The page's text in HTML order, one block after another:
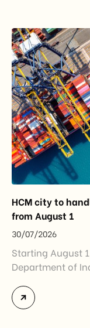
China remained
and […]
HCM city to
from August 1
30/07/2026
Starting August
Department of
Certificates of
Certification of